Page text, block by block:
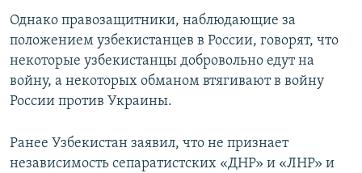
Однако правозащитники, наблюдающие за
положением узбекистанцев в России, говорят, что
некоторые узбекистанцы добровольно едут на
войну, а некоторых обманом втягивают в войну
России против Украины.
Ранее Узбекистан заявил, что не признает
независимость сепаратистских «ДНР» и «ЛНР» и